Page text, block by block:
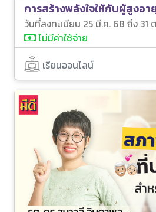
การสร้างพลังใจให้กับผู้สูงอา
วันที่ลงทะเบียน 25 มี.ค. 68 ถึง 31
ไม่มีค่าใช้จ่าย
เรียนออนไลน์